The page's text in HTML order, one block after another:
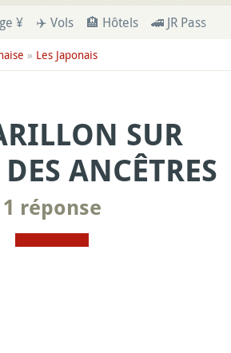
¥ ✈️ Vols 🏨 Hôtels 🚄 JR Pass
» Les Japonais
SUR
ANCÊTRES
1 réponse